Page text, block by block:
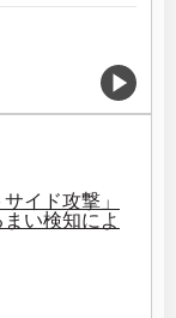
イド攻撃」
い検知によ